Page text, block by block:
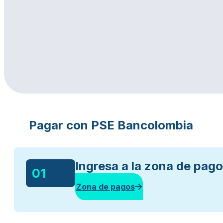
Pagar con PSE Bancolombia
01 Ingresa a la zona de
Zona de pagos